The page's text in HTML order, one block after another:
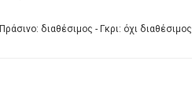
Πράσινο: διαθέσιμος - Γκρι: όχι διαθέσιμος